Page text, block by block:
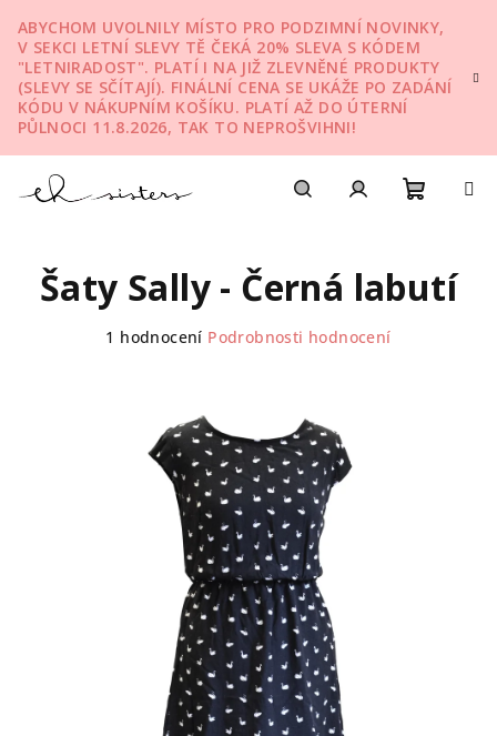
na
obsah
ABYCHOM UVOLNILY MÍSTO PRO PODZIMNÍ NOVINKY,
V SEKCI LETNÍ SLEVY TĚ ČEKÁ 20% SLEVA S KÓDEM
"LETNIRADOST". PLATÍ I NA JIŽ ZLEVNĚNÉ PRODUKTY
(SLEVY SE SČÍTAJÍ). FINÁLNÍ CENA SE UKÁŽE PO ZADÁNÍ
KÓDU V NÁKUPNÍM KOŠÍKU. PLATÍ AŽ DO ÚTERNÍ
PŮLNOCI 11.8.2026, TAK TO NEPROŠVIHNI!
košík
Šaty Sally - Černá labutí
1 hodnocení Podrobnosti hodnocení